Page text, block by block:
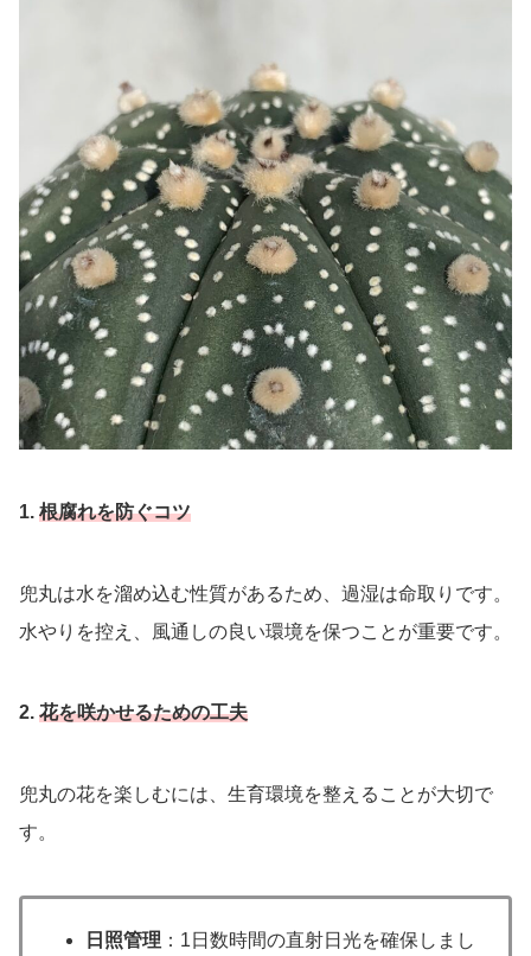
1. 根腐れを防ぐコツ
兜丸は水を溜め込む性質があるため、過湿は命取りです。
水やりを控え、風通しの良い環境を保つことが重要です。
2. 花を咲かせるための工夫
兜丸の花を楽しむには、生育環境を整えることが大切で
す。
日照管理 ：1日数時間の直射日光を確保しまし